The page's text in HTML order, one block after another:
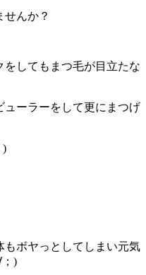
せんか？
してもまつ毛が目立たな
ューラーをして更にまつげ
)
もボヤっとしてしまい元気
)